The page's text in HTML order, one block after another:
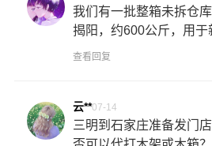
我们有一批整箱未拆仓
揭阳，约600公斤，用于
查看回复
云**07-14
三明到石家庄准备发门